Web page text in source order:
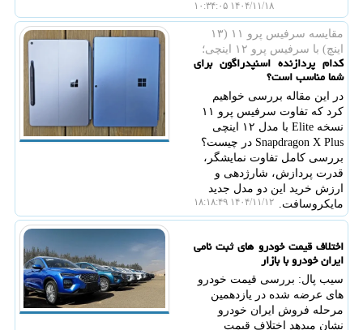
۱۴۰۴/۱۱/۱۸ ۱۰:۳۴:۰۵
مقایسه سرفیس پرو ۱۱ (۱۳
اینچ) با سرفیس پرو ۱۲ اینچی؛
کدام پردازنده اسنپدراگون برای
شما مناسب است؟
در این مقاله بررسی خواهیم
کرد که تفاوت سرفیس پرو ۱۱
نسخه Elite با مدل ۱۲ اینچی
Snapdragon X Plus در چیست؟
بررسی کامل تفاوت نمایشگر،
قدرت پردازش، شارژدهی و
ارزش خرید این دو مدل جدید
مایکروسافت. ۱۴۰۴/۱۱/۱۲ ۱۸:۱۸:۴۹
اختلاف قیمت خودرو های ثبت نامی
ایران خودرو با بازار
سیب پال: بررسی قیمت خودرو
های عرضه شده در یازدهمین
مرحله فروش ایران خودرو
نشان میدهد اختلاف قیمت